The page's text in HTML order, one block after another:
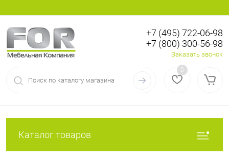
Регистрация
+7 (495) 722-06-98
+7 (800) 300-56-98
Заказать звонок
0
Каталог товаров